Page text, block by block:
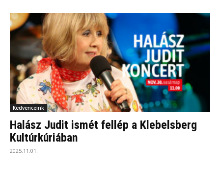
Kedvenceink
Halász Judit ismét fellép a Klebelsberg
Kultúrkúriában
2025.11.01.